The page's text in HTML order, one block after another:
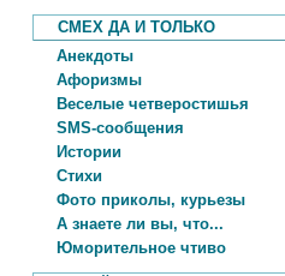
СМЕХ ДА И ТОЛЬКО
Анекдоты
Афоризмы
Веселые четверостишья
SMS-сообщения
Истории
Стихи
Фото приколы, курьезы
А знаете ли вы, что...
Юморительное чтиво